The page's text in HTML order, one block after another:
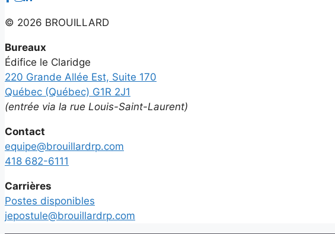
© 2026 BROUILLARD
Bureaux
Édifice le Claridge
220 Grande Allée Est, Suite 170
Québec (Québec) G1R 2J1
(entrée via la rue Louis-Saint-Laurent)
Contact
equipe@brouillardrp.com
418 682-6111
Carrières
Postes disponibles
jepostule@brouillardrp.com